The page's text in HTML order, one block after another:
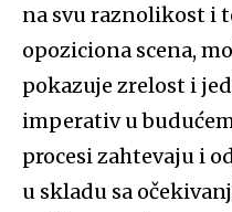
na svu raznolikost i
opoziciona scena,
pokazuje zrelost i
imperativ u
procesi zahtevaju i
u skladu sa